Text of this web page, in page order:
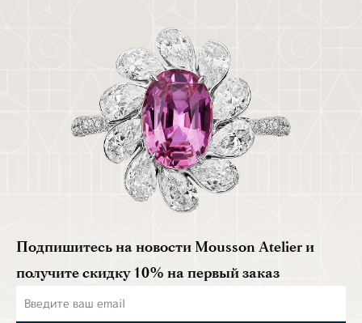
Подпишитесь на новости Mousson Atelier и
получите скидку 10% на первый заказ